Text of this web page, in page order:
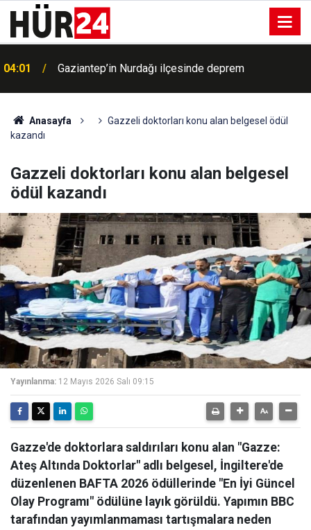
04:01 Gaziantep’in Nurdağı ilçesinde deprem
Anasayfa
Gazzeli doktorları konu alan belgesel ödül
kazandı
Gazzeli doktorları konu alan belgesel
ödül kazandı
Yayınlanma: 12 Mayıs 2026 Salı 09:15
Gazze'de doktorlara saldırıları konu alan "Gazze:
Ateş Altında Doktorlar" adlı belgesel, İngiltere'de
düzenlenen BAFTA 2026 ödüllerinde "En İyi Güncel
Olay Programı" ödülüne layık görüldü. Yapımın BBC
tarafından yayımlanmaması tartışmalara neden